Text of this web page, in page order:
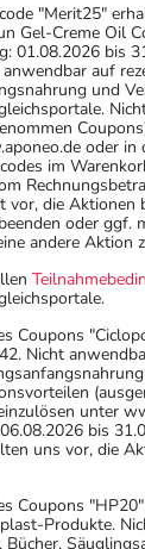
"Merit25"
Gel-Creme Oil
01.08.2026 bis
auf
und
oder in
im
vor, die Aktionen
oder ggf.
andere Aktion
Coupons
Nicht
unter
bis
uns vor, die
Coupons
Produkte.